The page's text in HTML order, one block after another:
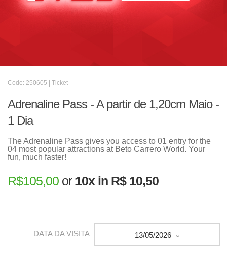
Code: 250605 | Ticket
Adrenaline Pass - A partir de 1,20cm Maio -
1 Dia
The Adrenaline Pass gives you access to 01 entry for the
04 most popular attractions at Beto Carrero World. Your
fun, much faster!
R$105,00 or 10x in R$ 10,50
DATA DA VISITA 13/05/2026